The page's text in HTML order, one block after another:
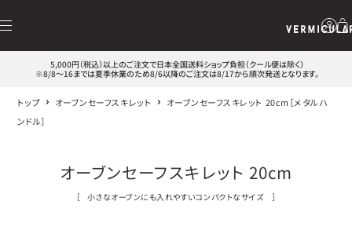
5,000円（税込）以上のご注文で日本全国送料ショップ負担（クール便は除く）
※8/8～16までは夏季休業のため8/6以降のご注文は8/17から順次発送となります。
トップ オーブンセーフスキレット
オーブンセーフスキレット 20cm［メタルハ
ンドル］
オーブンセーフスキレット 20cm
［ 小さなオーブンにも入れやすいコンパクトなサイズ ］